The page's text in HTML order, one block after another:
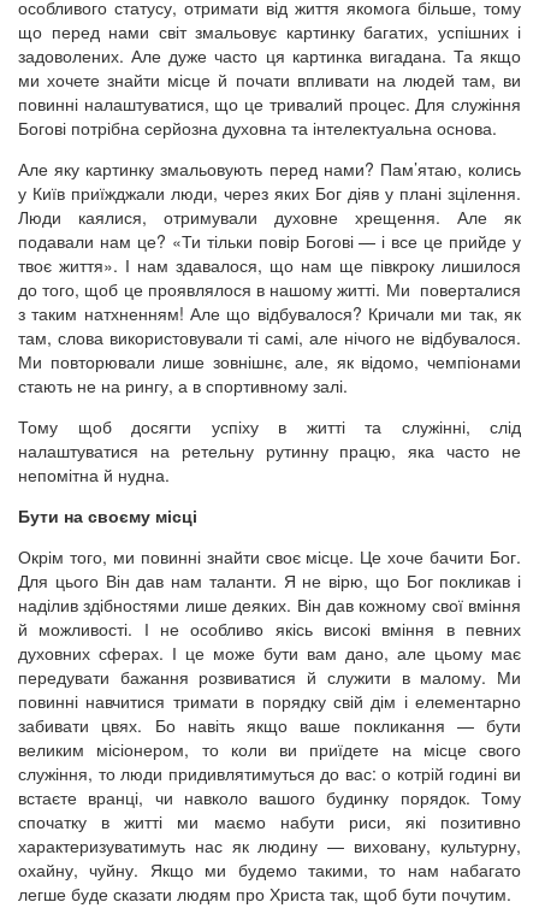
особливого статусу, отримати від життя якомога більше, тому
що перед нами світ змальовує картинку багатих, успішних і
задоволених. Але дуже часто ця картинка вигадана. Та якщо
ми хочете знайти місце й почати впливати на людей там, ви
повинні налаштуватися, що це тривалий процес. Для служіння
Богові потрібна серйозна духовна та інтелектуальна основа.
Але яку картинку змальовують перед нами? Пам’ятаю, колись
у Київ приїжджали люди, через яких Бог діяв у плані зцілення.
Люди каялися, отримували духовне хрещення. Але як
подавали нам це? «Ти тільки повір Богові — і все це прийде у
твоє життя». І нам здавалося, що нам ще півкроку лишилося
до того, щоб це проявлялося в нашому житті. Ми поверталися
з таким натхненням! Але що відбувалося? Кричали ми так, як
там, слова використовували ті самі, але нічого не відбувалося.
Ми повторювали лише зовнішнє, але, як відомо, чемпіонами
стають не на рингу, а в спортивному залі.
Тому щоб досягти успіху в житті та служінні, слід
налаштуватися на ретельну рутинну працю, яка часто не
непомітна й нудна.
Бути на своєму місці
Окрім того, ми повинні знайти своє місце. Це хоче бачити Бог.
Для цього Він дав нам таланти. Я не вірю, що Бог покликав і
наділив здібностями лише деяких. Він дав кожному свої вміння
й можливості. І не особливо якісь високі вміння в певних
духовних сферах. І це може бути вам дано, але цьому має
передувати бажання розвиватися й служити в малому. Ми
повинні навчитися тримати в порядку свій дім і елементарно
забивати цвях. Бо навіть якщо ваше покликання — бути
великим місіонером, то коли ви приїдете на місце свого
служіння, то люди придивлятимуться до вас: о котрій годині ви
встаєте вранці, чи навколо вашого будинку порядок. Тому
спочатку в житті ми маємо набути риси, які позитивно
характеризуватимуть нас як людину — виховану, культурну,
охайну, чуйну. Якщо ми будемо такими, то нам набагато
легше буде сказати людям про Христа так, щоб бути почутим.